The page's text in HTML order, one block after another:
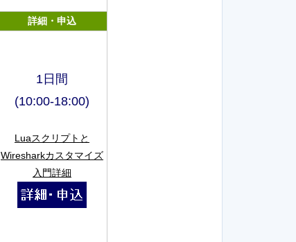
詳細・申込
1日間
(10:00-18:00)
Luaスクリプトと
Wiresharkカスタマイズ
入門詳細